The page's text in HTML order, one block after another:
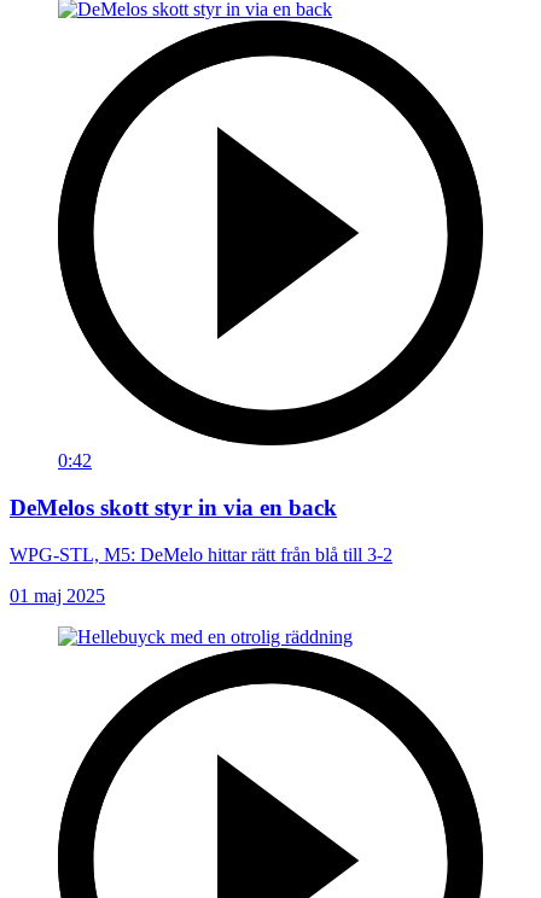
0:42
DeMelos skott styr in via en back
WPG-STL, M5: DeMelo hittar rätt från blå till 3-2
01 maj 2025